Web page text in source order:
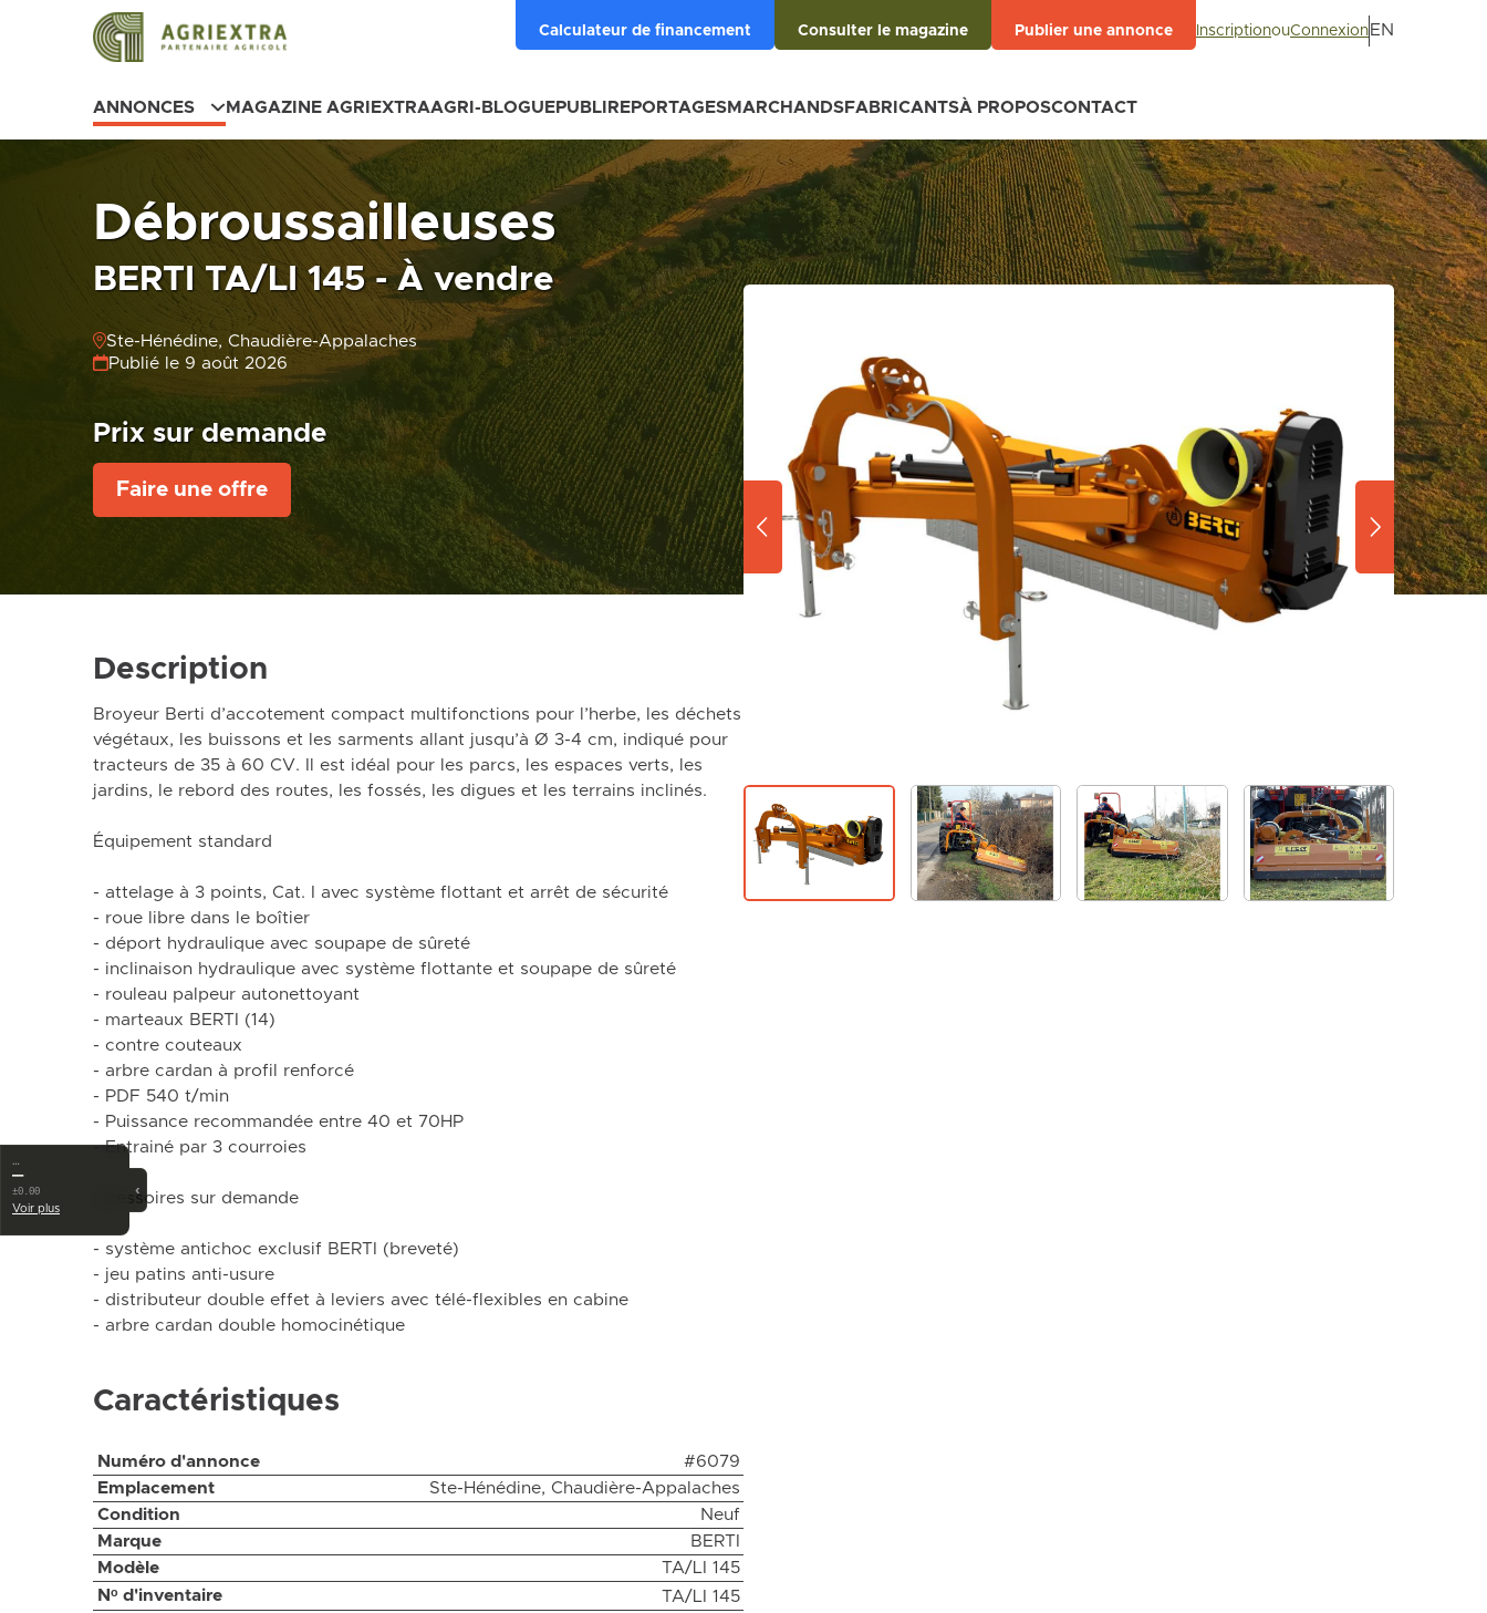
Calculateur de financement Consulter le magazine Publier une annonce InscriptionouConnexion EN
ANNONCES MAGAZINE AGRIEXTRAAGRI-BLOGUEPUBLIREPORTAGESMARCHANDSFABRICANTSÀ PROPOSCONTACT
Débroussailleuses
BERTI TA/LI 145 - À vendre
Ste-Hénédine, Chaudière-Appalaches
Publié le 9 août 2026
Prix sur demande
Faire une offre
Description
Broyeur Berti d’accotement compact multifonctions pour l’herbe, les déchets
végétaux, les buissons et les sarments allant jusqu’à Ø 3-4 cm, indiqué pour
tracteurs de 35 à 60 CV. Il est idéal pour les parcs, les espaces verts, les
jardins, le rebord des routes, les fossés, les digues et les terrains inclinés.
Équipement standard
- attelage à 3 points, Cat. I avec système flottant et arrêt de sécurité
- roue libre dans le boîtier
- déport hydraulique avec soupape de sûreté
- inclinaison hydraulique avec système flottante et soupape de sûreté
- rouleau palpeur autonettoyant
- marteaux BERTI (14)
- contre couteaux
- arbre cardan à profil renforcé
- PDF 540 t/min
- Puissance recommandée entre 40 et 70HP
- Entrainé par 3 courroies
Acessoires sur demande
- système antichoc exclusif BERTI (breveté)
- jeu patins anti-usure
- distributeur double effet à leviers avec télé-flexibles en cabine
- arbre cardan double homocinétique
Caractéristiques
Numéro d'annonce
#6079
Emplacement
Ste-Hénédine, Chaudière-Appalaches
Condition
Neuf
Marque
BERTI
Modèle
TA/LI 145
Nᵒ d'inventaire
TA/LI 145
‹
…
—
±0.00
Voir plus